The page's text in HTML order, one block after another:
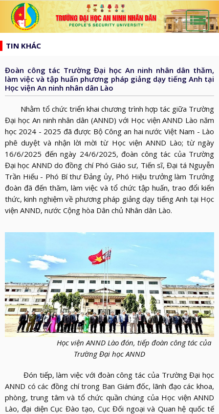
list
search
CHỦ
GIỚI
THIỆU
HƯỚNG
BẦU
CỬ
QH
VÀ
HĐND
TẠP
CHÍ
AN
NINH
NHÂN
DÂN
TIN
TỨC
ĐÀO
TẠO
NGHIÊN
CỨU
KHOA
HỌC
XÂY
DỰNG
LƯỢNG
THƯ
THƯ
VIDEO
HỆ
TIN KHÁC
Đoàn công tác Trường Đại học An ninh nhân dân thăm,
làm việc và tập huấn phương pháp giảng dạy tiếng Anh tại
Học viện An ninh nhân dân Lào
Nhằm tổ chức triển khai chương trình hợp tác giữa Trường
Đại học An ninh nhân dân (ANND) với Học viện ANND Lào năm
học 2024 - 2025 đã được Bộ Công an hai nước Việt Nam - Lào
phê duyệt và nhận lời mời từ Học viện ANND Lào; từ ngày
16/6/2025 đến ngày 24/6/2025, đoàn công tác của Trường
Đại học ANND do đồng chí Phó Giáo sư, Tiến sĩ, Đại tá Nguyễn
Trần Hiếu - Phó Bí thư Đảng ủy, Phó Hiệu trưởng làm Trưởng
đoàn đã đến thăm, làm việc và tổ chức tập huấn, trao đổi kiến
thức, kinh nghiệm về phương pháp giảng dạy tiếng Anh tại Học
viện ANND, nước Cộng hòa Dân chủ Nhân dân Lào.
Học viện ANND Lào đón, tiếp đoàn công tác của
Trường Đại học ANND
Đón tiếp, làm việc với đoàn công tác của Trường Đại học
ANND có các đồng chí trong Ban Giám đốc, lãnh đạo các khoa,
phòng, trung tâm và tổ chức quần chúng của Học viện ANND
Lào, đại diện Cục Đào tạo, Cục Đối ngoại và Quan hệ quốc tế